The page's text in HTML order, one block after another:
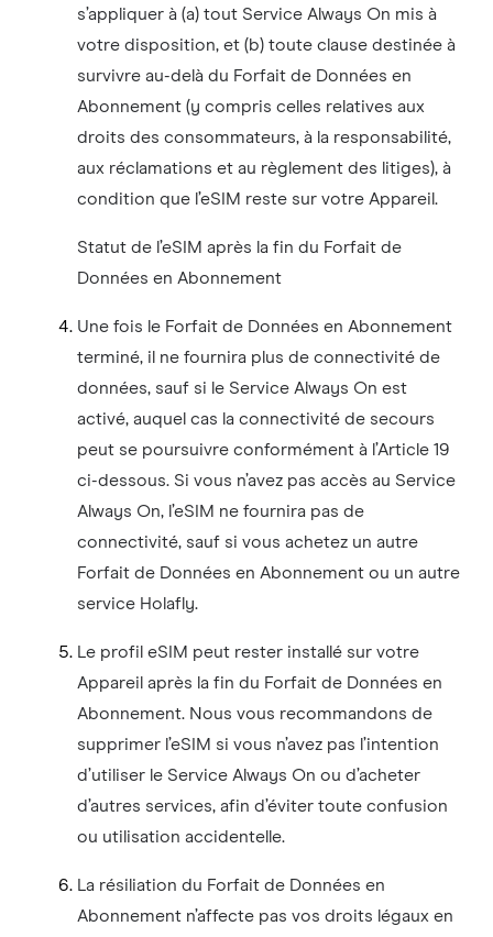
s’appliquer à (a) tout Service Always On mis à
votre disposition, et (b) toute clause destinée à
survivre au-delà du Forfait de Données en
Abonnement (y compris celles relatives aux
droits des consommateurs, à la responsabilité,
aux réclamations et au règlement des litiges), à
condition que l’eSIM reste sur votre Appareil.
Statut de l’eSIM après la fin du Forfait de
Données en Abonnement
Une fois le Forfait de Données en Abonnement
terminé, il ne fournira plus de connectivité de
données, sauf si le Service Always On est
activé, auquel cas la connectivité de secours
peut se poursuivre conformément à l’Article 19
ci-dessous. Si vous n’avez pas accès au Service
Always On, l’eSIM ne fournira pas de
connectivité, sauf si vous achetez un autre
Forfait de Données en Abonnement ou un autre
service Holafly.
Le profil eSIM peut rester installé sur votre
Appareil après la fin du Forfait de Données en
Abonnement. Nous vous recommandons de
supprimer l’eSIM si vous n’avez pas l’intention
d’utiliser le Service Always On ou d’acheter
d’autres services, afin d’éviter toute confusion
ou utilisation accidentelle.
La résiliation du Forfait de Données en
Abonnement n’affecte pas vos droits légaux en